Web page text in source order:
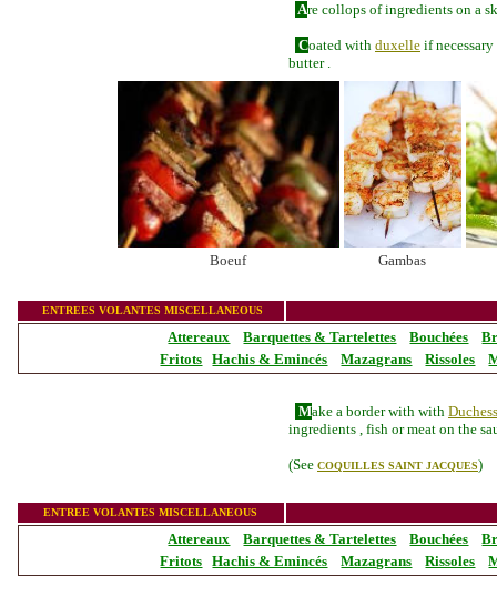
Are collops of ingredients on a
Coated with duxelle if
butter .
Boeuf Gambas
ENTREES VOLANTES MISCELLANEOUS
Attereaux Barquettes & Tartelettes Bouchées
Fritots
Hachis & Emincés Mazagrans Rissoles
Make a border with with
ingredients , fish or meat on the
(See COQUILLES SAINT JACQUES)
ENTREE VOLANTES MISCELLANEOUS
Attereaux Barquettes & Tartelettes Bouchées
Fritots
Hachis & Emincés Mazagrans Rissoles